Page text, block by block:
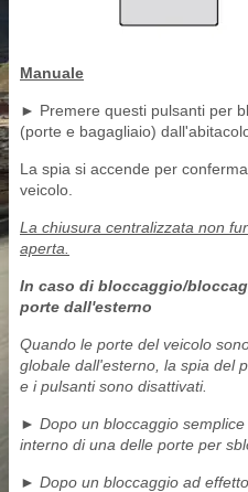
Manuale
► Premere questi pulsanti per
(porte e bagagliaio)
La spia si accende per
veicolo.
La chiusura centralizzata non
aperta.
In caso di bloccaggio/
porte dall'esterno
Quando le porte del veicolo
globale dall'esterno, la spia del
e i pulsanti sono disattivati.
► Dopo un bloccaggio
interno di una delle porte per
► Dopo un bloccaggio ad